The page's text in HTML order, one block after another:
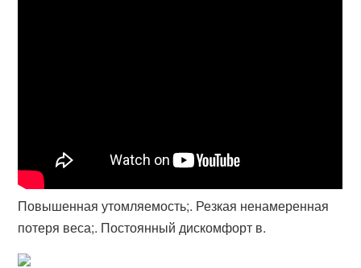
Повышенная утомляемость;. Резкая ненамеренная
потеря веса;. Постоянный дискомфорт в.